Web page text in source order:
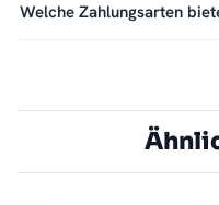
Welche Zahlungsarten